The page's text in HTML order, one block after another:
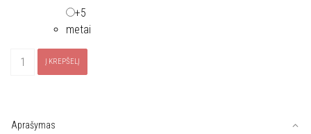
+5
metai
produkto
BIO
Į KREPŠELĮ
Aprašymas